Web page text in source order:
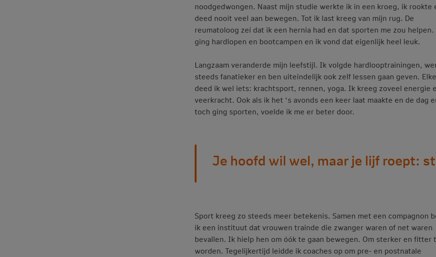
noodgedwongen. Naast mijn studie werkte ik in een kroeg, ik rookte
deed nooit veel aan bewegen. Tot ik last kreeg van mijn rug. De
reumatoloog zei dat ik een hernia had en dat sporten me zou
ging hardlopen en bootcampen en ik vond dat eigenlijk heel leuk.
Langzaam veranderde mijn leefstijl. Ik volgde hardlooptrainingen,
steeds fanatieker en ben uiteindelijk ook zelf lessen gaan geven.
deed ik wel iets: krachtsport, rennen, yoga. Ik kreeg zoveel energie
veerkracht. Ook als ik het ‘s avonds een keer laat maakte en de dag
toch ging sporten, voelde ik me er beter door.
Je hoofd wil wel, maar je lijf roept:
Sport kreeg zo steeds meer betekenis. Samen met een compagnon
ik een instituut dat vrouwen trainde die zwanger waren of net waren
bevallen. Ik hielp hen om óók te gaan bewegen. Om sterker en fitter
worden. Tegelijkertijd leidde ik coaches op om pre- en postnatale